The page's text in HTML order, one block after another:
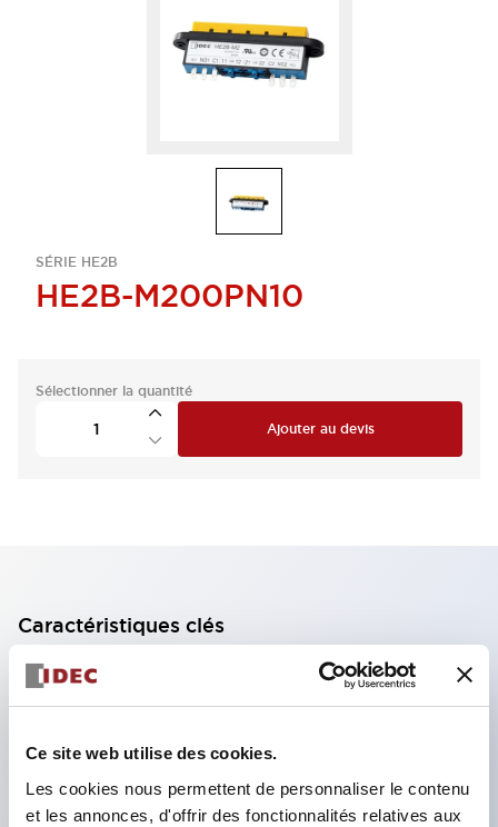
Ce site web utilise des cookies.
Les cookies nous permettent de personnaliser le contenu
et les annonces, d'offrir des fonctionnalités relatives aux
SÉRIE HE2B
HE2B-M200PN10
Sélectionner la quantité
Ajouter au devis
Caractéristiques clés
Fonctionnalité à trois positions (OFF-ON-OFF)
Arrêt (position 3) garantissant l'absence de
soudure des contacts (selon EN 60947-5-1 /
IEC60947-5-1)